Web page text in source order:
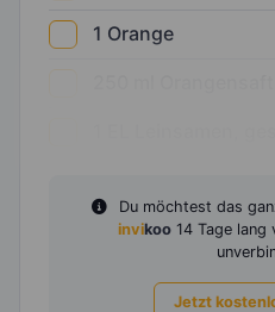
1 Orange
Du möchtest das
invikoo 14 Tage lang
Jetzt